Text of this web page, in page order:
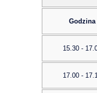
Godzina
15.30 -
17.00 -